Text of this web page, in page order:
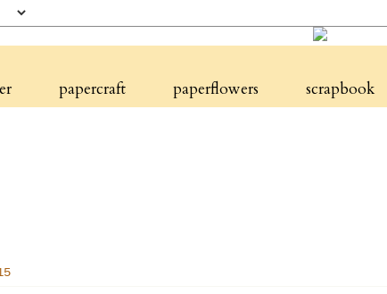
papercraft paperflowers scrapbook